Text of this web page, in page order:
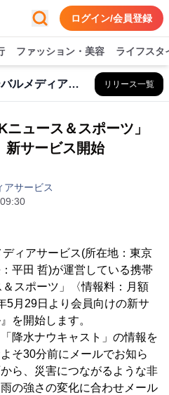
ログイン/会員登録
ファッション・美容 ライフスタ
株式会社NHKグローバルメディアサービス リリース一覧
ュース＆スポーツ」
新サービス開始
アサービス
ィアサービス(所在地：東京
平田 哲)が運営している携帯
スポーツ」〈情報料：月額
5月29日より会員向けの新サ
を開始します。
降水ナウキャスト」の情報を
そ30分前にメールでお知ら
ら、災害につながるような非
の強さの変化に合わせメール